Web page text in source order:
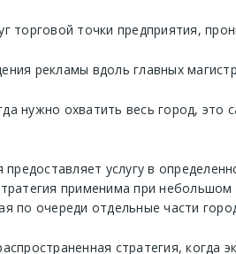
торговой точки предприятия,
рекламы вдоль главных
нужно охватить весь город,
предоставляет услугу в
применима при
по очереди отдельные части
стратегия,